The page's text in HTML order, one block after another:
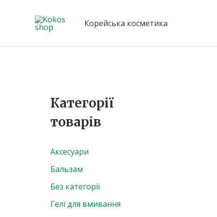
Корейська косметика
Категорії
товарів
Аксесуари
Бальзам
Без категорії
Гелі для вмивання